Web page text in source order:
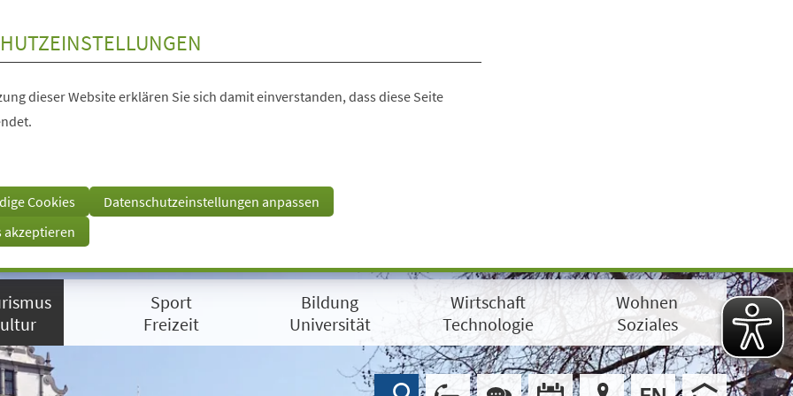
dieser Website erklären Sie sich damit einverstanden, dass diese Seite
Cookies
Datenschutzeinstellungen anpassen
akzeptieren
Sport
Freizeit
Bildung
Universität
Wirtschaft
Technologie
Wohnen
Soziales